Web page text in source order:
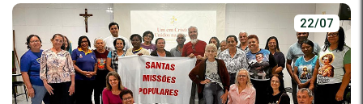
22/07